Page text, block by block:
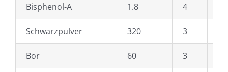
Bisphenol-A 1.8 4
Schwarzpulver 320 3
Bor 60 3